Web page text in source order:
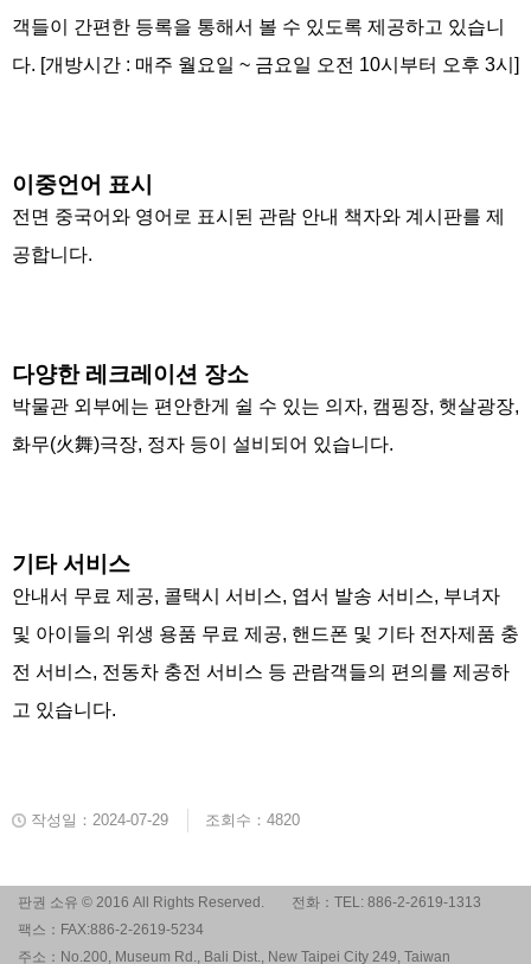
객들이 간편한 등록을 통해서 볼 수 있도록 제공하고 있습니
다. [개방시간 : 매주 월요일 ~ 금요일 오전 10시부터 오후 3시]
이중언어 표시
전면 중국어와 영어로 표시된 관람 안내 책자와 계시판를 제
공합니다.
다양한 레크레이션 장소
박물관 외부에는 편안한게 쉴 수 있는 의자, 캠핑장, 햇살광장,
화무(火舞)극장, 정자 등이 설비되어 있습니다.
기타 서비스
안내서 무료 제공, 콜택시 서비스, 엽서 발송 서비스, 부녀자
및 아이들의 위생 용품 무료 제공, 핸드폰 및 기타 전자제품 충
전 서비스, 전동차 충전 서비스 등 관람객들의 편의를 제공하
고 있습니다.
작성일：2024-07-29 조회수：4820
판권 소유 © 2016 All Rights Reserved.
전화：TEL: 886-2-2619-1313
팩스：FAX:886-2-2619-5234
주소：No.200, Museum Rd., Bali Dist., New Taipei City 249, Taiwan